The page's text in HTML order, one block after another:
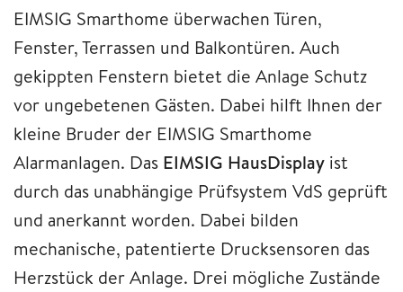
EIMSIG Smarthome überwachen Türen,
Fenster, Terrassen und Balkontüren. Auch
gekippten Fenstern bietet die Anlage Schutz
vor ungebetenen Gästen. Dabei hilft Ihnen der
kleine Bruder der EIMSIG Smarthome
Alarmanlagen. Das EIMSIG HausDisplay ist
durch das unabhängige Prüfsystem VdS geprüft
und anerkannt worden. Dabei bilden
mechanische, patentierte Drucksensoren das
Herzstück der Anlage. Drei mögliche Zustände